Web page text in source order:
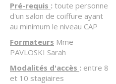
Pré-requis : toute personne
d'un salon de coiffure ayant
au minimum le niveau CAP
Formateurs Mme
PAVLOSKI Sarah
Modalités d'accès : entre 8
et 10 stagiaires